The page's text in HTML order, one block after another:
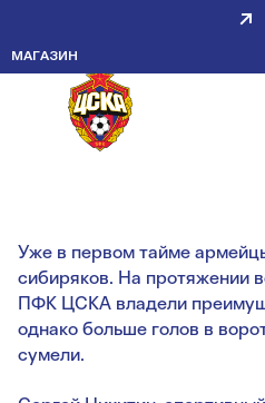
МАГАЗИНАРМЕЙЦЫ
ТУРНИР
ПОБЕДЫ
Уже в первом тайме
сибиряков. На протяжении
ПФК ЦСКА владели
однако больше голов в
сумели.